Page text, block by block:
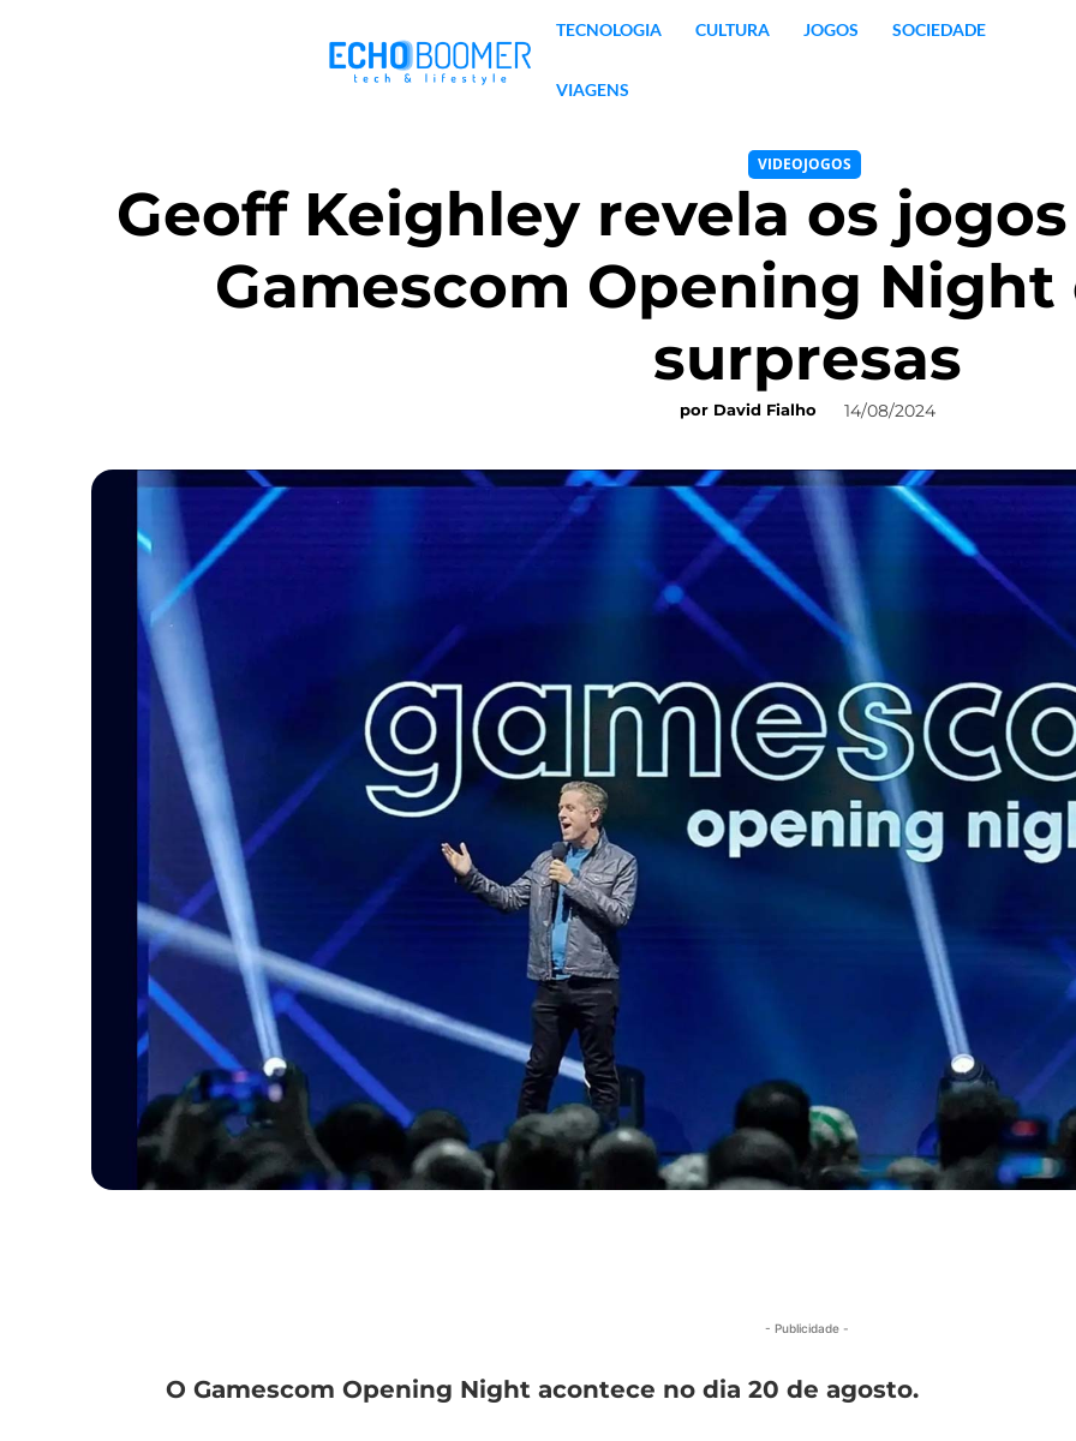
TECNOLOGIA CULTURA JOGOS SOCIEDADE
VIAGENS
VIDEOJOGOS
Geoff Keighley revela os
Gamescom Opening
surpresas
por David Fialho 14/08/2024
- Publicidade -
O Gamescom Opening Night acontece no dia 20 de agosto.